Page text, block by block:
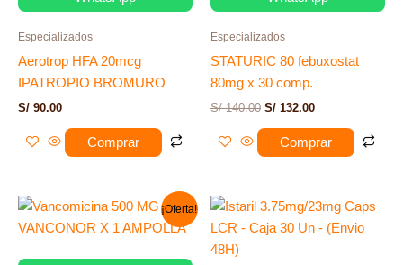
Especializados
Aerotrop HFA 20mcg
IPATROPIO BROMURO
S/ 90.00
Comprar
Especializados
STATURIC 80 febuxostat
80mg x 30 comp.
S/140.00 S/ 132.00
Comprar
¡Oferta!
El
original
El
actual